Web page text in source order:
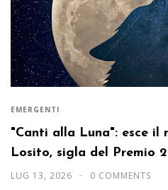
EMERGENTI
"Canti alla Luna": esce il
Losito, sigla del Premio
LUG 13, 2026 0 COMMENTS